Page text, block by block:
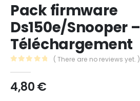
Pack firmware
Ds150e/Snooper –
Téléchargement
( There are no reviews yet. )
4,80€